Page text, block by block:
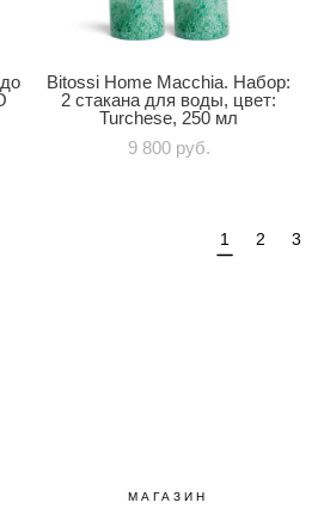
Bitossi Home Macchia. Набор:
2 стакана для воды, цвет:
Turchese, 250 мл
9 800 pуб.
1 2 3
МАГАЗИН